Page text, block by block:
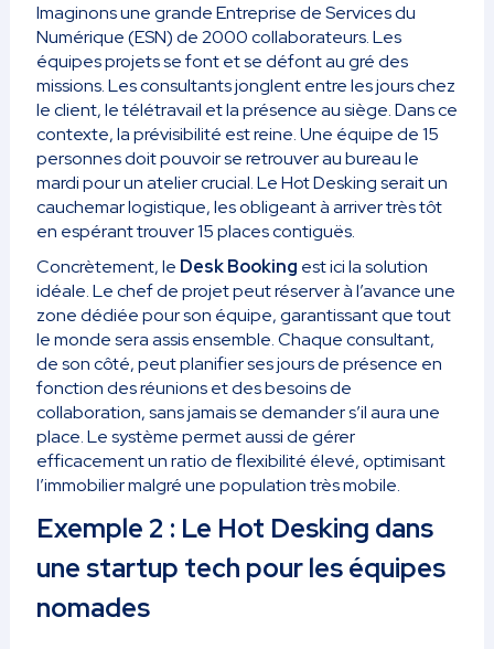
Imaginons une grande Entreprise de Services du
Numérique (ESN) de 2000 collaborateurs. Les
équipes projets se font et se défont au gré des
missions. Les consultants jonglent entre les jours chez
le client, le télétravail et la présence au siège. Dans ce
contexte, la prévisibilité est reine. Une équipe de 15
personnes doit pouvoir se retrouver au bureau le
mardi pour un atelier crucial. Le Hot Desking serait un
cauchemar logistique, les obligeant à arriver très tôt
en espérant trouver 15 places contiguës.
Concrètement, le Desk Booking est ici la solution
idéale. Le chef de projet peut réserver à l’avance une
zone dédiée pour son équipe, garantissant que tout
le monde sera assis ensemble. Chaque consultant,
de son côté, peut planifier ses jours de présence en
fonction des réunions et des besoins de
collaboration, sans jamais se demander s’il aura une
place. Le système permet aussi de gérer
efficacement un ratio de flexibilité élevé, optimisant
l’immobilier malgré une population très mobile.
Exemple 2 : Le Hot Desking dans
une startup tech pour les équipes
nomades